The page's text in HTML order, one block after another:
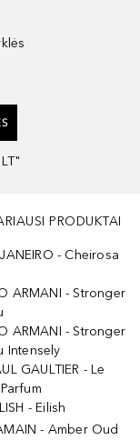
PRODUKTAI
- Cheirosa
ARMANI - Stronger
ARMANI - Stronger
Intensely
GAULTIER - Le
- Eilish
- Amber Oud